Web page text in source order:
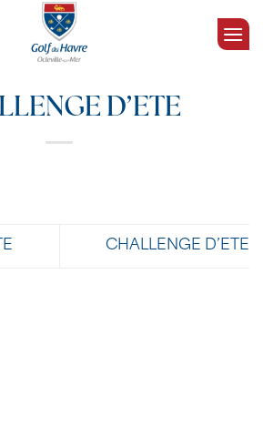
D’ETE
CHALLENGE D’ETE